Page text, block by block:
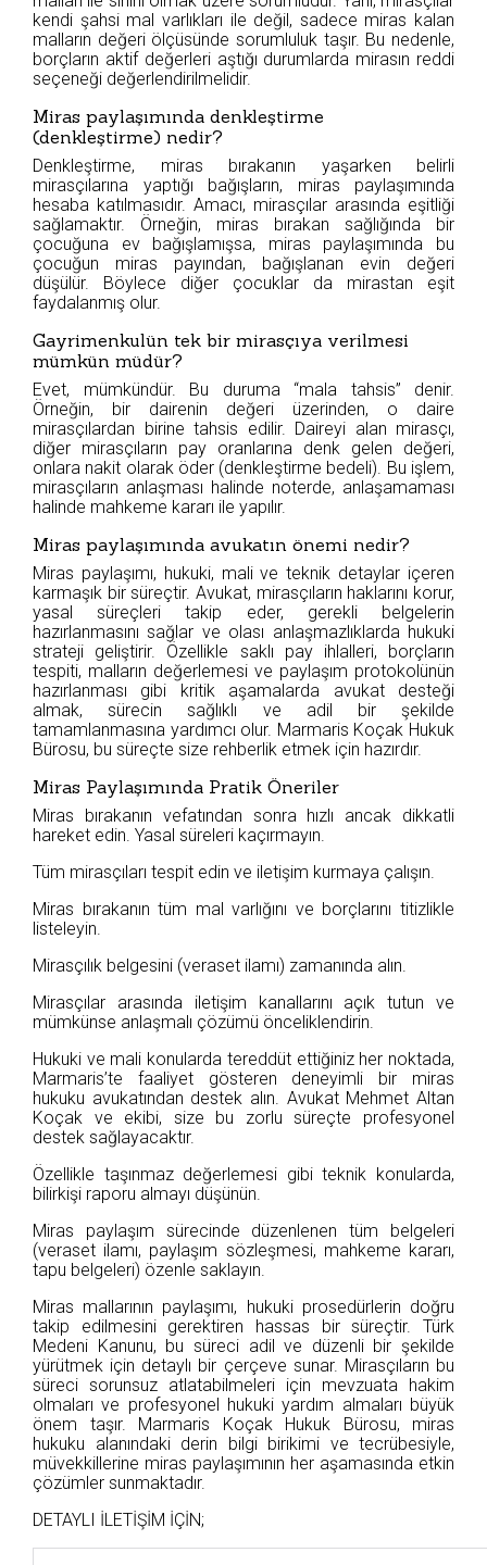
kendi şahsi mal varlıkları ile değil, sadece miras kalan
malların değeri ölçüsünde sorumluluk taşır. Bu nedenle,
borçların aktif değerleri aştığı durumlarda mirasın reddi
seçeneği değerlendirilmelidir.
Miras paylaşımında denkleştirme
(denkleştirme) nedir?
Denkleştirme, miras bırakanın yaşarken belirli
mirasçılarına yaptığı bağışların, miras paylaşımında
hesaba katılmasıdır. Amacı, mirasçılar arasında eşitliği
sağlamaktır. Örneğin, miras bırakan sağlığında bir
çocuğuna ev bağışlamışsa, miras paylaşımında bu
çocuğun miras payından, bağışlanan evin değeri
düşülür. Böylece diğer çocuklar da mirastan eşit
faydalanmış olur.
Gayrimenkulün tek bir mirasçıya verilmesi
mümkün müdür?
Evet, mümkündür. Bu duruma “mala tahsis” denir.
Örneğin, bir dairenin değeri üzerinden, o daire
mirasçılardan birine tahsis edilir. Daireyi alan mirasçı,
diğer mirasçıların pay oranlarına denk gelen değeri,
onlara nakit olarak öder (denkleştirme bedeli). Bu işlem,
mirasçıların anlaşması halinde noterde, anlaşamaması
halinde mahkeme kararı ile yapılır.
Miras paylaşımında avukatın önemi nedir?
Miras paylaşımı, hukuki, mali ve teknik detaylar içeren
karmaşık bir süreçtir. Avukat, mirasçıların haklarını korur,
yasal süreçleri takip eder, gerekli belgelerin
hazırlanmasını sağlar ve olası anlaşmazlıklarda hukuki
strateji geliştirir. Özellikle saklı pay ihlalleri, borçların
tespiti, malların değerlemesi ve paylaşım protokolünün
hazırlanması gibi kritik aşamalarda avukat desteği
almak, sürecin sağlıklı ve adil bir şekilde
tamamlanmasına yardımcı olur. Marmaris Koçak Hukuk
Bürosu, bu süreçte size rehberlik etmek için hazırdır.
Miras Paylaşımında Pratik Öneriler
Miras bırakanın vefatından sonra hızlı ancak dikkatli
hareket edin. Yasal süreleri kaçırmayın.
Tüm mirasçıları tespit edin ve iletişim kurmaya çalışın.
Miras bırakanın tüm mal varlığını ve borçlarını titizlikle
listeleyin.
Mirasçılık belgesini (veraset ilamı) zamanında alın.
Mirasçılar arasında iletişim kanallarını açık tutun ve
mümkünse anlaşmalı çözümü önceliklendirin.
Hukuki ve mali konularda tereddüt ettiğiniz her noktada,
Marmaris’te faaliyet gösteren deneyimli bir miras
hukuku avukatından destek alın. Avukat Mehmet Altan
Koçak ve ekibi, size bu zorlu süreçte profesyonel
destek sağlayacaktır.
Özellikle taşınmaz değerlemesi gibi teknik konularda,
bilirkişi raporu almayı düşünün.
Miras paylaşım sürecinde düzenlenen tüm belgeleri
(veraset ilamı, paylaşım sözleşmesi, mahkeme kararı,
tapu belgeleri) özenle saklayın.
Miras mallarının paylaşımı, hukuki prosedürlerin doğru
takip edilmesini gerektiren hassas bir süreçtir. Türk
Medeni Kanunu, bu süreci adil ve düzenli bir şekilde
yürütmek için detaylı bir çerçeve sunar. Mirasçıların bu
süreci sorunsuz atlatabilmeleri için mevzuata hakim
olmaları ve profesyonel hukuki yardım almaları büyük
önem taşır. Marmaris Koçak Hukuk Bürosu, miras
hukuku alanındaki derin bilgi birikimi ve tecrübesiyle,
müvekkillerine miras paylaşımının her aşamasında etkin
çözümler sunmaktadır.
DETAYLI İLETİŞİM İÇİN;